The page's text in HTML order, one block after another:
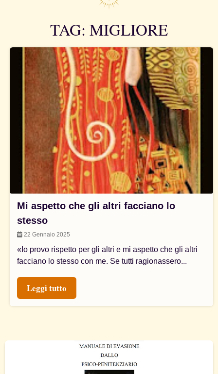
TAG: MIGLIORE
Mi aspetto che gli altri facciano lo
stesso
22 Gennaio 2025
«Io provo rispetto per gli altri e mi aspetto che gli altri
facciano lo stesso con me. Se tutti ragionassero...
Leggi tutto